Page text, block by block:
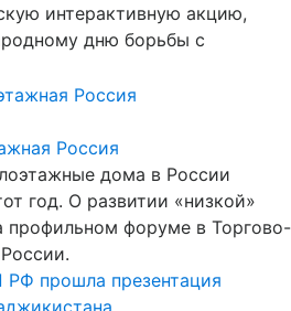
интерактивную акцию,
дню борьбы с
Россия
дома в России
год. О развитии «низкой»
профильном форуме в Торгово-